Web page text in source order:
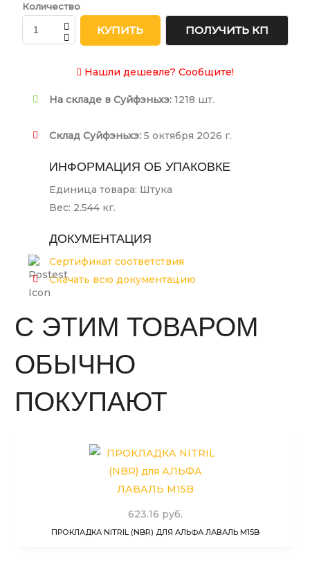
Количество
КУПИТЬ ПОЛУЧИТЬ КП
Нашли дешевле? Сообщите!
На складе в Суйфэньхэ: 1218 шт.
Склад Суйфэньхэ: 5 октября 2026 г.
ИНФОРМАЦИЯ ОБ УПАКОВКЕ
Единица товара: Штука
Вес: 2.544 кг.
ДОКУМЕНТАЦИЯ
Сертификат соответствия
Скачать всю документацию
С ЭТИМ ТОВАРОМ
ОБЫЧНО
ПОКУПАЮТ
623.16 руб.
ПРОКЛАДКА NITRIL (NBR) ДЛЯ АЛЬФА ЛАВАЛЬ M15B